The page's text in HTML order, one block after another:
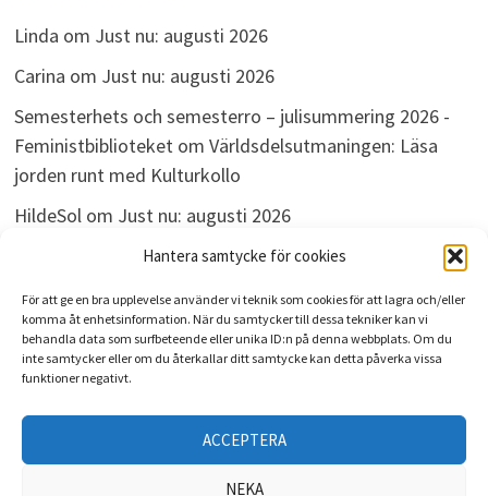
Hantera samtycke för cookies
För att ge en bra upplevelse använder vi teknik som cookies för att lagra och/eller
komma åt enhetsinformation. När du samtycker till dessa tekniker kan vi
behandla data som surfbeteende eller unika ID:n på denna webbplats. Om du
inte samtycker eller om du återkallar ditt samtycke kan detta påverka vissa
funktioner negativt.
ACCEPTERA
NEKA
Linda om Just nu: augusti 2026
Carina om Just nu: augusti 2026
Semesterhets och semesterro – julisummering 2026 -
Feministbiblioteketom Världsdelsutmaningen: Läsa
jorden runt med Kulturkollo
HildeSolom Just nu: augusti 2026
omJust nu: augusti 2026
ARKIV